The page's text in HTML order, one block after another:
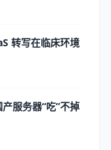
转写在临床环境
服务器“吃”不掉